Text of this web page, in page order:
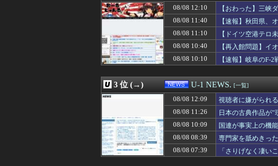
08/08 11:29
【女性自身】高市首相、秋の内
08/08 11:26
日本の古典作品が”現代にふさわ
『ろくでなしBLUES』全25巻す
日本人女性がYGエンタ本社前
08/08 11:15
玉石混交だろ 〜 参政党、福岡
08/08 11:12
【衝撃】中居正広、極秘に『あ
08/08 11:10
【ドイツ空港テロ未遂】ウクラ
08/08 11:04
Xの現在の収益分配、一旦9月7日
08/08 11:03
【悲報】ジャンポケ斉藤の弁護
08/08 11:00
【自由研究】スカートは何度ま
会社「辞めたいなら辞めろ。お
08/08 11:00
『Slay the Spire』が初見でも上
08/08 11:00
【悲報】日本円、「日米協調介
08/08 11:00
「外国人受け入れ反対」大幅増
08/08 11:00
甲子園出場校 猛暑と資金難に
08/08 11:00
【堀大輔】筋トレ中「寝たほう
08/08 12:10
【おわった】三峡
08/08 11:40
【速報】秋田県、
08/08 11:10
【ドイツ空港テロ
性能C4搭載してい
08/08 10:40
【再入館問題】イ
08/08 10:10
【速報】岐阜のF-
3 位 (→) U-1 NEWS. [一覧]
08/08 12:09
視聴者に嫌がられ
08/08 11:26
日本の古典作品が
08/08 10:09
国連が事実上の機
08/08 08:39
専門家を舐めきっ
めようとするも……
08/08 07:39
「さりげなく凄い